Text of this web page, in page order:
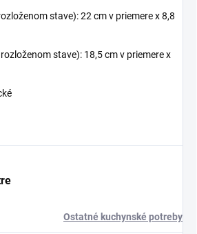
stave): 22 cm v priemere x 8,8
stave): 18,5 cm v priemere x
Ostatné kuchynské potreby